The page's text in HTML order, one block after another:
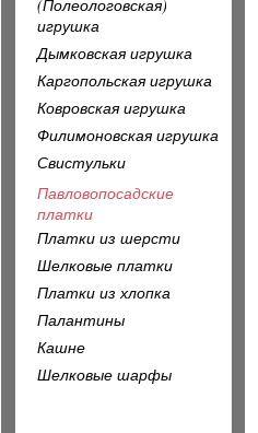
(Полеологовская)
игрушка
Дымковская игрушка
Каргопольская игрушка
Ковровская игрушка
Филимоновская игрушка
Свистульки
Павловопосадские
платки
Платки из шерсти
Шелковые платки
Платки из хлопка
Палантины
Кашне
Шелковые шарфы